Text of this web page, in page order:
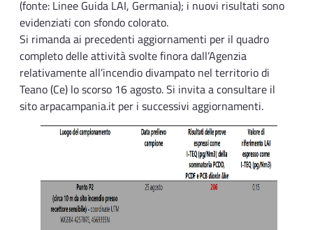
(fonte: Linee Guida LAI, Germania); i nuovi risultati sono
evidenziati con sfondo colorato.
Si rimanda ai precedenti aggiornamenti per il quadro
completo delle attività svolte finora dall’Agenzia
relativamente all’incendio divampato nel territorio di
Teano (Ce) lo scorso 16 agosto. Si invita a consultare il
sito arpacampania.it per i successivi aggiornamenti.